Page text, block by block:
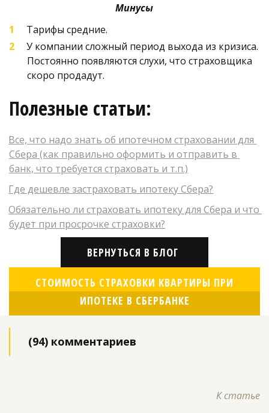
Минусы
Тарифы средние.
У компании сложный период выхода из кризиса.
Постоянно появляются слухи, что страховщика
скоро продадут.
Полезные статьи:
Все, что надо знать об ипотечном страховании для
Сбера (как правильно оформить и отправить в
банк, что требуется страховать и т.п.)
Где дешевле застраховать ипотеку Сбера?
Обязательно ли страховать ипотеку для Сбера и что
будет при просрочке страховки?
ВЕРНУТЬСЯ В БЛОГ
СТОИМОСТЬ СТРАХОВКИ КВАРТИРЫ ПРИ
ИПОТЕКЕ В СБЕРБАНКЕ
(94) комментариев
К статье